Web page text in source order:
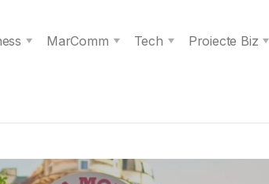
MarComm Tech
Proiecte Biz